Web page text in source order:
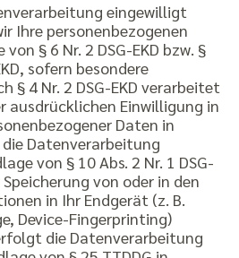
eingewilligt
Ihre personenbezogenen
§ 6 Nr. 2 DSG-EKD bzw. §
sofern besondere
§ 4 Nr. 2 DSG-EKD verarbeitet
ausdrücklichen Einwilligung in
Daten in
Datenverarbeitung
von § 10 Abs. 2 Nr. 1 DSG-
Speicherung von oder in den
in Ihr Endgerät (z. B.
Device-Fingerprinting)
die Datenverarbeitung